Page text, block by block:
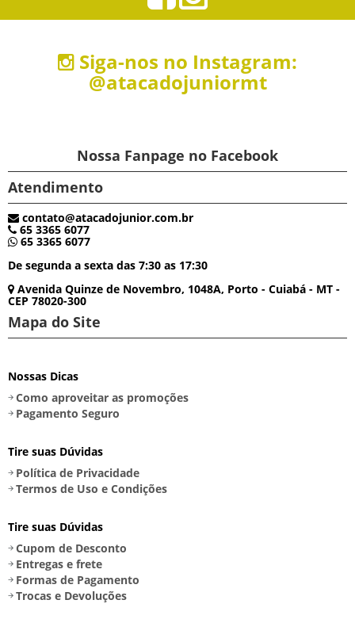
Siga-nos no Instagram:
@atacadojuniormt
Nossa Fanpage no Facebook
Atendimento
contato@atacadojunior.com.br
65 3365 6077
65 3365 6077
De segunda a sexta das 7:30 as 17:30
Avenida Quinze de Novembro, 1048A, Porto - Cuiabá - MT -
CEP 78020-300
Mapa do Site
Nossas Dicas
Como aproveitar as promoções
Pagamento Seguro
Tire suas Dúvidas
Política de Privacidade
Termos de Uso e Condições
Tire suas Dúvidas
Cupom de Desconto
Entregas e frete
Formas de Pagamento
Trocas e Devoluções